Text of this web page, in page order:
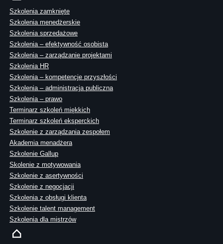
Szkolenia zamknięte
Szkolenia menedżerskie
Szkolenia sprzedażowe
Szkolenia – efektywność osobista
Szkolenia – zarządzanie projektami
Szkolenia HR
Szkolenia – kompetencje przyszłości
Szkolenia – administracja publiczna
Szkolenia – prawo
Terminarz szkoleń miękkich
Terminarz szkoleń eksperckich
Szkolenie z zarządzania zespołem
Akademia menadżera
Szkolenie Gallup
Skolenie z motywowania
Szkolenie z asertywności
Szkolenie z negocjacji
Szkolenia z obsługi klienta
Szkolenie talent management
Szkolenia dla mistrzów